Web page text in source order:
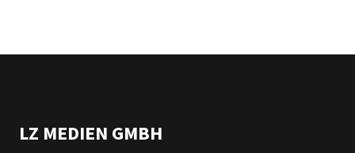
LZ MEDIEN GMBH